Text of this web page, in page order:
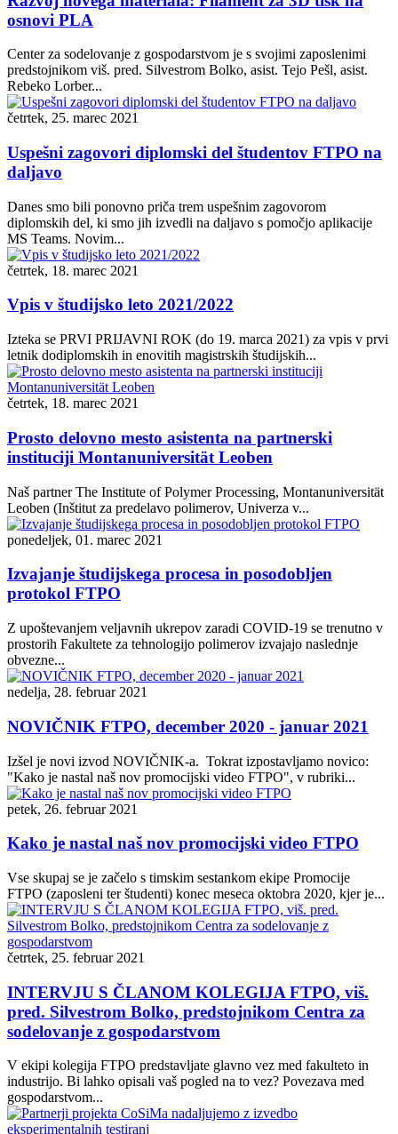
osnovi PLA
Center za sodelovanje z gospodarstvom je s svojimi zaposlenimi
predstojnikom viš. pred. Silvestrom Bolko, asist. Tejo Pešl, asist.
Rebeko Lorber...
četrtek, 25. marec 2021
Uspešni zagovori diplomski del študentov FTPO na
daljavo
Danes smo bili ponovno priča trem uspešnim zagovorom
diplomskih del, ki smo jih izvedli na daljavo s pomočjo aplikacije
MS Teams. Novim...
četrtek, 18. marec 2021
Vpis v študijsko leto 2021/2022
Izteka se PRVI PRIJAVNI ROK (do 19. marca 2021) za vpis v prvi
letnik dodiplomskih in enovitih magistrskih študijskih...
četrtek, 18. marec 2021
Prosto delovno mesto asistenta na partnerski
instituciji Montanuniversität Leoben
Naš partner The Institute of Polymer Processing, Montanuniversität
Leoben (Inštitut za predelavo polimerov, Univerza v...
ponedeljek, 01. marec 2021
Izvajanje študijskega procesa in posodobljen
protokol FTPO
Z upoštevanjem veljavnih ukrepov zaradi COVID-19 se trenutno v
prostorih Fakultete za tehnologijo polimerov izvajajo naslednje
obvezne...
nedelja, 28. februar 2021
NOVIČNIK FTPO, december 2020 - januar 2021
Izšel je novi izvod NOVIČNIK-a. Tokrat izpostavljamo novico:
"Kako je nastal naš nov promocijski video FTPO", v rubriki...
petek, 26. februar 2021
Kako je nastal naš nov promocijski video FTPO
Vse skupaj se je začelo s timskim sestankom ekipe Promocije
FTPO (zaposleni ter študenti) konec meseca oktobra 2020, kjer je...
četrtek, 25. februar 2021
INTERVJU S ČLANOM KOLEGIJA FTPO, viš.
pred. Silvestrom Bolko, predstojnikom Centra za
sodelovanje z gospodarstvom
V ekipi kolegija FTPO predstavljate glavno vez med fakulteto in
industrijo. Bi lahko opisali vaš pogled na to vez? Povezava med
gospodarstvom...